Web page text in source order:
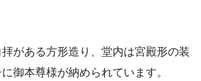
がある方形造り、堂内は宮殿形の装
御本尊様が納められています。